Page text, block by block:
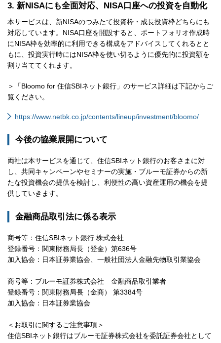
3. 新NISAにも全面対応、NISA口座への投資を自動化
本サービスは、新NISAのつみたて投資枠・成長投資枠どちらにも
対応しています。NISA口座を開設すると、ポートフォリオ作成時
にNISA枠を効率的に利用できる構成をアドバイスしてくれるとと
もに、投資実行時にはNISA枠を使い切るように優先的に投資額を
割り当ててくれます。
＞「Bloomo for 住信SBIネット銀行」のサービス詳細は下記からご
覧ください。
https://www.netbk.co.jp/contents/lineup/investment/bloomo/
今後の協業展開について
両社は本サービスを通じて、住信SBIネット銀行のお客さまに対
し、共同キャンペーンやセミナーの実施・ブルーモ証券からの新
たな投資機会の提供を検討し、利便性の高い資産運用の機会を提
供していきます。
金融商品取引法に係る表示
商号等：住信SBIネット銀行 株式会社
登録番号：関東財務局長（登金）第636号
加入協会：日本証券業協会、一般社団法人金融先物取引業協会
商号等：ブルーモ証券株式会社 金融商品取引業者
登録番号：関東財務局長（金商） 第3384号
加入協会：日本証券業協会
＜お取引に関するご注意事項＞
住信SBIネット銀行はブルーモ証券株式会社を委託証券会社として